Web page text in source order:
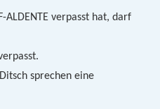
ALDENTE verpasst hat, darf
sprechen eine